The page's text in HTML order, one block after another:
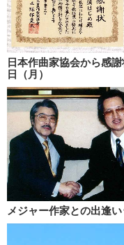
日本作曲家協会から感
日（月）
メジャー作家との出逢い